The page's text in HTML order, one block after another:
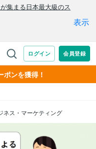
ンを獲得！
ネス・マーケティング